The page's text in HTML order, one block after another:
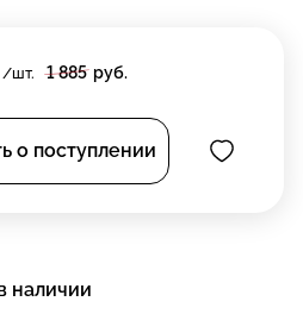
/шт. 1 885 руб.
о поступлении
наличии